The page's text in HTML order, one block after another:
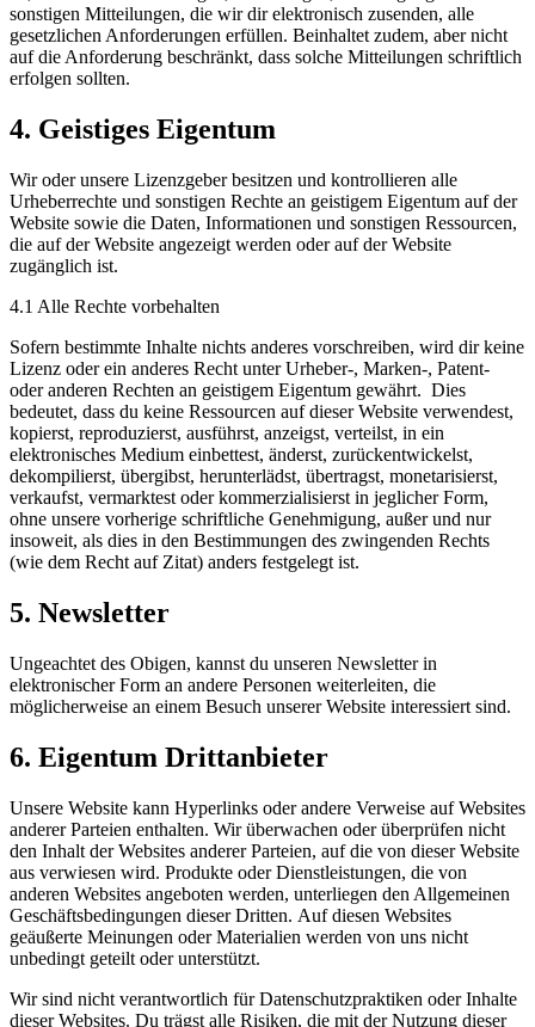
sonstigen Mitteilungen, die wir dir elektronisch zusenden, alle
gesetzlichen Anforderungen erfüllen. Beinhaltet zudem, aber nicht
auf die Anforderung beschränkt, dass solche Mitteilungen schriftlich
erfolgen sollten.
4. Geistiges Eigentum
Wir oder unsere Lizenzgeber besitzen und kontrollieren alle
Urheberrechte und sonstigen Rechte an geistigem Eigentum auf der
Website sowie die Daten, Informationen und sonstigen Ressourcen,
die auf der Website angezeigt werden oder auf der Website
zugänglich ist.
4.1 Alle Rechte vorbehalten
Sofern bestimmte Inhalte nichts anderes vorschreiben, wird dir keine
Lizenz oder ein anderes Recht unter Urheber-, Marken-, Patent-
oder anderen Rechten an geistigem Eigentum gewährt. Dies
bedeutet, dass du keine Ressourcen auf dieser Website verwendest,
kopierst, reproduzierst, ausführst, anzeigst, verteilst, in ein
elektronisches Medium einbettest, änderst, zurückentwickelst,
dekompilierst, übergibst, herunterlädst, übertragst, monetarisierst,
verkaufst, vermarktest oder kommerzialisierst in jeglicher Form,
ohne unsere vorherige schriftliche Genehmigung, außer und nur
insoweit, als dies in den Bestimmungen des zwingenden Rechts
(wie dem Recht auf Zitat) anders festgelegt ist.
5. Newsletter
Ungeachtet des Obigen, kannst du unseren Newsletter in
elektronischer Form an andere Personen weiterleiten, die
möglicherweise an einem Besuch unserer Website interessiert sind.
6. Eigentum Drittanbieter
Unsere Website kann Hyperlinks oder andere Verweise auf Websites
anderer Parteien enthalten. Wir überwachen oder überprüfen nicht
den Inhalt der Websites anderer Parteien, auf die von dieser Website
aus verwiesen wird. Produkte oder Dienstleistungen, die von
anderen Websites angeboten werden, unterliegen den Allgemeinen
Geschäftsbedingungen dieser Dritten. Auf diesen Websites
geäußerte Meinungen oder Materialien werden von uns nicht
unbedingt geteilt oder unterstützt.
Wir sind nicht verantwortlich für Datenschutzpraktiken oder Inhalte
dieser Websites. Du trägst alle Risiken, die mit der Nutzung dieser